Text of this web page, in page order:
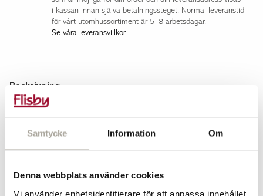
Samtycke Information Om
Denna webbplats använder cookies
Vi använder enhetsidentifierare för att anpassa innehållet
Beskrivning
En skandinavisk dekorsten i naturnära gråmelerade toner.
Rundade stenar
För storlek 25-50 mm rekommenderar vi ett 7 cm tjockt lager
i kassan innan själva betalningssteget. Normal leveranstid
för vårt utomhussortiment är 5–8 arbetsdagar.
Se våra leveransvillkor